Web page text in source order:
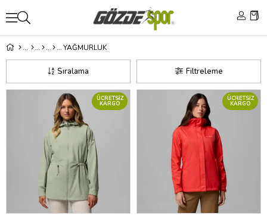
YAĞMURLUK
Filtreleme
Sıralama
ÜCRETSIZ
KARGO
ÜCRETSIZ
KARGO